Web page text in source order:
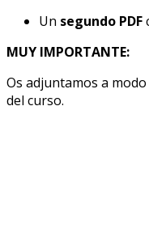
Un segundo PDF
MUY IMPORTANTE:
Os adjuntamos a
del curso.